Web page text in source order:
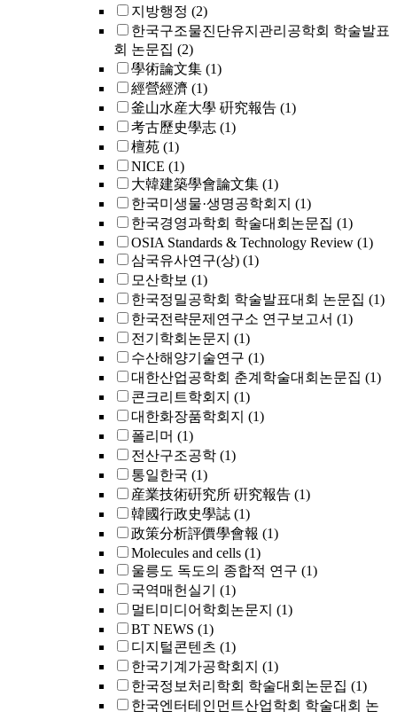
지방행정 (2)
한국구조물진단유지관리공학회 학술발표
회 논문집 (2)
學術論文集 (1)
經營經濟 (1)
釜山水産大學 硏究報告 (1)
考古歷史學志 (1)
檀苑 (1)
NICE (1)
大韓建築學會論文集 (1)
한국미생물·생명공학회지 (1)
한국경영과학회 학술대회논문집 (1)
OSIA Standards & Technology Review (1)
삼국유사연구(상) (1)
모산학보 (1)
한국정밀공학회 학술발표대회 논문집 (1)
한국전략문제연구소 연구보고서 (1)
전기학회논문지 (1)
수산해양기술연구 (1)
대한산업공학회 춘계학술대회논문집 (1)
콘크리트학회지 (1)
대한화장품학회지 (1)
폴리머 (1)
전산구조공학 (1)
통일한국 (1)
産業技術硏究所 硏究報告 (1)
韓國行政史學誌 (1)
政策分析評價學會報 (1)
Molecules and cells (1)
울릉도 독도의 종합적 연구 (1)
국역매헌실기
(1)
멀티미디어학회논문지 (1)
BT NEWS (1)
디지털콘텐츠 (1)
한국기계가공학회지 (1)
한국정보처리학회 학술대회논문집 (1)
한국엔터테인먼트산업학회 학술대회 논